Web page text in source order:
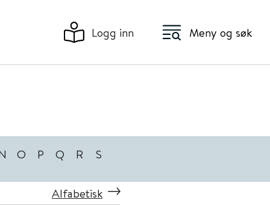
Logg inn Meny og søk
O P Q R S
Alfabetisk